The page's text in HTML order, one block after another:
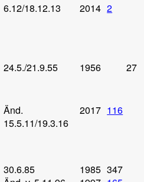
6.12/18.12.13 2014 2
24.5./21.9.55 1956 27
Änd.
15.5.11/19.3.16
2017 116
30.6.85
1985 347